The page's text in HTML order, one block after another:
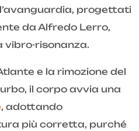
progettati
da Alfredo Lerro,
vibro-risonanza.
e la rimozione del
il corpo avvia una
, adottando
più corretta, purché